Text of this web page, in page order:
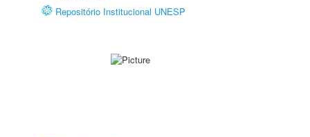
Repositório Institucional UNESP